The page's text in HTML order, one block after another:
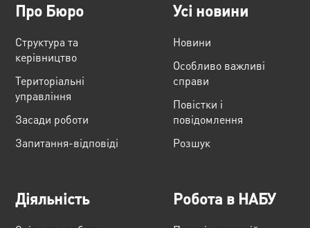
Про Бюро
Структура та
керівництво
Територіальні
управління
Засади роботи
Запитання-відповіді
Усі новини
Новини
Особливо важливі
справи
Повістки і
повідомлення
Розшук
Діяльність Робота в НАБУ